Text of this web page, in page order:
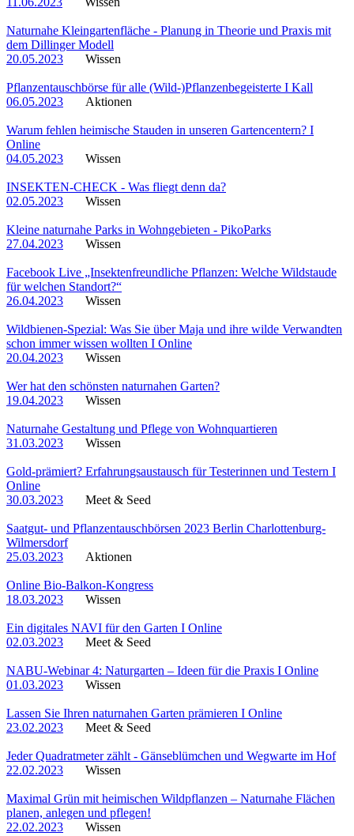
Naturnahe Kleingartenfläche - Planung in Theorie und Praxis mit
dem Dillinger Modell
20.05.2023
Wissen
Pflanzentauschbörse für alle (Wild-)Pflanzenbegeisterte I Kall
06.05.2023
Aktionen
Warum fehlen heimische Stauden in unseren Gartencentern? I
Online
04.05.2023
Wissen
INSEKTEN-CHECK - Was fliegt denn da?
02.05.2023
Wissen
Kleine naturnahe Parks in Wohngebieten - PikoParks
27.04.2023
Wissen
Facebook Live „Insektenfreundliche Pflanzen: Welche Wildstaude
für welchen Standort?“
26.04.2023
Wissen
Wildbienen-Spezial: Was Sie über Maja und ihre wilde Verwandten
schon immer wissen wollten I Online
20.04.2023
Wissen
Wer hat den schönsten naturnahen Garten?
19.04.2023
Wissen
Naturnahe Gestaltung und Pflege von Wohnquartieren
31.03.2023
Wissen
Gold-prämiert? Erfahrungsaustausch für Testerinnen und Testern I
Online
30.03.2023
Meet & Seed
Saatgut- und Pflanzentauschbörsen 2023 Berlin Charlottenburg-
Wilmersdorf
25.03.2023
Aktionen
Online Bio-Balkon-Kongress
18.03.2023
Wissen
Ein digitales NAVI für den Garten I Online
02.03.2023
Meet & Seed
NABU-Webinar 4: Naturgarten – Ideen für die Praxis I Online
01.03.2023
Wissen
Lassen Sie Ihren naturnahen Garten prämieren I Online
23.02.2023
Meet & Seed
Jeder Quadratmeter zählt - Gänseblümchen und Wegwarte im Hof
22.02.2023
Wissen
Maximal Grün mit heimischen Wildpflanzen – Naturnahe Flächen
planen, anlegen und pflegen!
22.02.2023
Wissen